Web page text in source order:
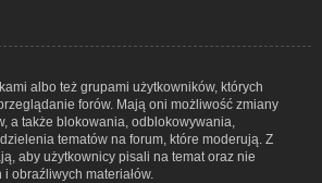
albo też grupami użytkowników, których
forów. Mają oni możliwość zmiany
a także blokowania, odblokowywania,
tematów na forum, które moderują. Z
aby użytkownicy pisali na temat oraz nie
obraźliwych materiałów.